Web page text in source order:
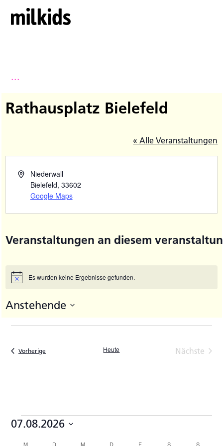
...
Rathausplatz Bielefeld
« Alle Veranstaltungen
Niederwall
Bielefeld, 33602
Google Maps
Veranstaltungen an diesem
HinweisEs wurden keine Ergebnisse gefunden.
Anstehende
wählen.
Vorherige Heute
Nächste
Veranstaltungen
07.08.2026
MMONTAG DDIENSTAGM MITTWOCH
DDONNERSTAG
F SSAMSTAGS